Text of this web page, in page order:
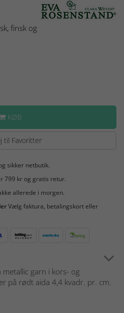
finsk og
KØB
til Favoritter
sikker netbutik.
799 kr og gratis retur.
allerede i morgen.
Vælg faktura, betalingskort eller
garn i kors- og
på rødt aida 4,4 kvadr. pr. cm.